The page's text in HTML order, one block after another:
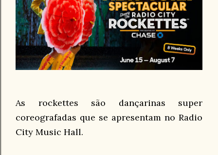
As rockettes são dançarinas super
coreografadas que se apresentam no Radio
City Music Hall.